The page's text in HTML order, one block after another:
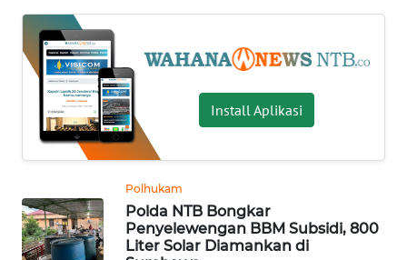
Install Aplikasi
Polhukam
Polda NTB Bongkar
Penyelewengan BBM Subsidi, 800
Liter Solar Diamankan di
NUSANTARA
KHAS
SERBA-
SERBI
MANDALIKA